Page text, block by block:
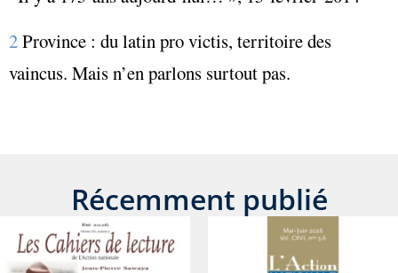
2Province : du latin pro victis, territoire des
vaincus. Mais n’en parlons surtout pas.
Récemment publié